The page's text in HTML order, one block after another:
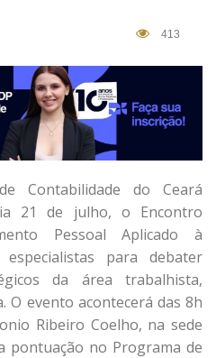
413
Contabilidade do Ceará
21 de julho, o Encontro
Pessoal Aplicado à
para debater
da área trabalhista,
O evento acontecerá das 8h
Ribeiro Coelho, na sede
pontuação no Programa de